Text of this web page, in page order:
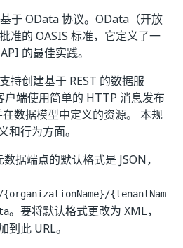
于 OData 协议。OData（开放
准的 OASIS 标准，它定义了一
的最佳实践。
持创建基于 REST 的数据服
端使用简单的 HTTP 消息发布
数据模型中定义的资源。 本规
和行为方面。
据端点的默认格式是 JSON，
{organizationName}/{tenantNam
。要将默认格式更改为 XML，
到此 URL。